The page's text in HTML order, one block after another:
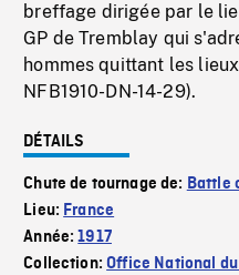
breffage dirigée par le
GP de Tremblay qui
hommes quittant les
NFB1910-DN-14-29).
DÉTAILS
Chute de tournage de: Battle
Lieu: France
Année:1917
Collection:Office National